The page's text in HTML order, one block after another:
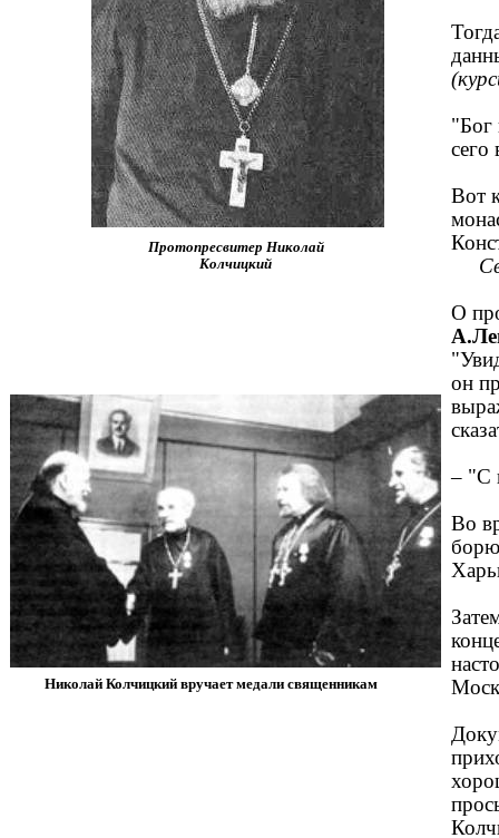
Протопресвитер Николай
Колчицкий
Николай Колчицкий вручает медали священникам
"Бог
сего
Вот
О
он
– "С
Во